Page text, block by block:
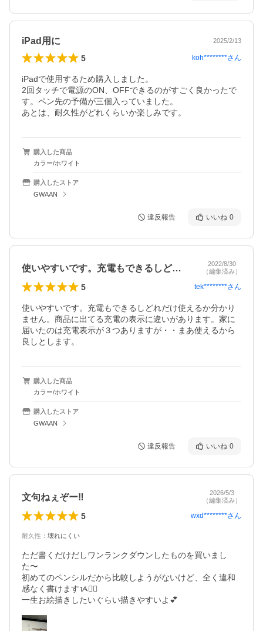
iPad用に 2025/2/13
5 koh********さん
iPadで使用するため購入しました。
2回タッチで電源のON、OFFできるのがすごく良かったで
す。ペン先の予備が三個入っていました。
あとは、耐久性がどれくらいか楽しみです。
購入した商品
カラー/ホワイト
購入したストア
GWAAN
違反報告 いいね 0
使いやすいです。充電もできるしどれだけ…
2022/8/30
（編集済み）
5 tek********さん
使いやすいです。充電もできるしどれだけ使えるか分かり
ません。商品に出てる充電の表示に違いがあります。家に
届いたのは充電表示が３つありますが・・まあ使えるから
良しとします。
購入した商品
カラー/ホワイト
購入したストア
GWAAN
違反報告 いいね 0
文句ねぇぞー‼️
2026/5/3
（編集済み）
5 wxd********さん
耐久性 ： 壊れにくい
ただ書くだけだしワンランクダウンしたものを買いまし
た〜
初めてのペンシルだから比較しようがないけど、全く違和
感なく書けますᝰ✍🏻
一生お絵描きしたいぐらい描きやすいよ💕